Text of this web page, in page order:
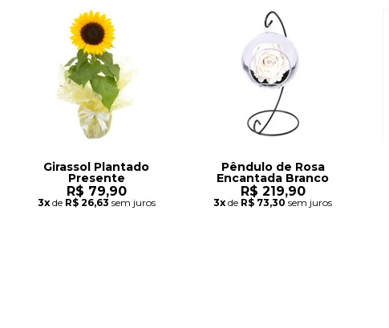
Girassol Plantado
Presente
R$ 79,90
3xde R$ 26,63 sem juros
Pêndulo de Rosa
Encantada Branco
R$ 219,90
3xde R$ 73,30 sem juros